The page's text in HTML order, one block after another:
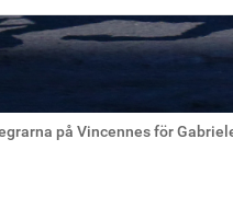
på Vincennes för